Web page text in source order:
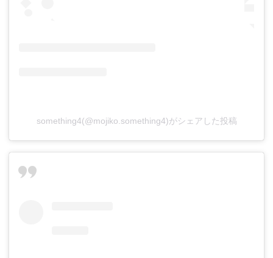
something4(@mojiko.something4)がシェアした投稿